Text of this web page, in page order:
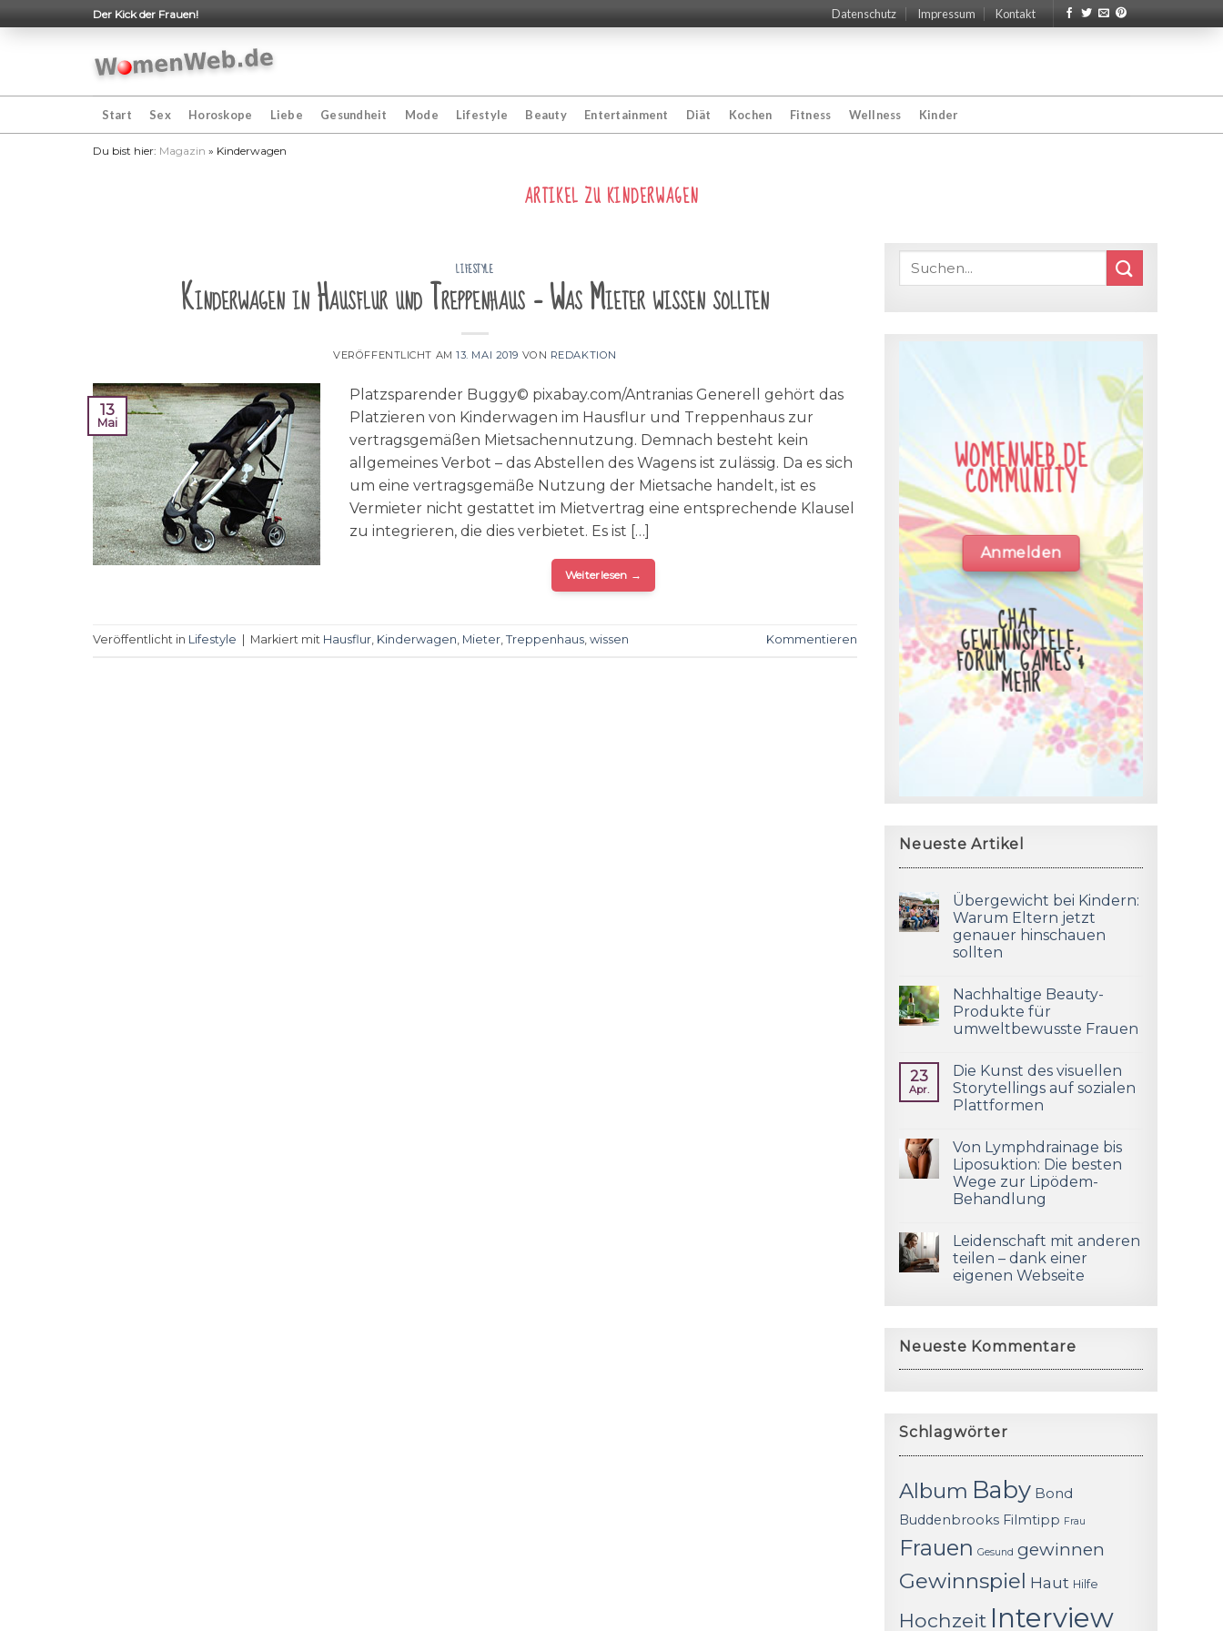
to
Der Kick der Frauen! Datenschutz Impressum Kontakt
Start Sex Horoskope Liebe Gesundheit Mode Lifestyle Beauty Entertainment Diät Kochen Fitness Wellness Kinder
Du bist hier: Magazin » Kinderwagen
ARTIKEL ZU KINDERWAGEN
LIFESTYLE
Kinderwagen in Hausflur und Treppenhaus – Was Mieter wissen sollten
VERÖFFENTLICHT AM13. MAI 2019 VON REDAKTION
13
Mai
Platzsparender Buggy© pixabay.com/Antranias Generell gehört das
Platzieren von Kinderwagen im Hausflur und Treppenhaus zur
vertragsgemäßen Mietsachennutzung. Demnach besteht kein
allgemeines Verbot – das Abstellen des Wagens ist zulässig. Da es sich
um eine vertragsgemäße Nutzung der Mietsache handelt, ist es
Vermieter nicht gestattet im Mietvertrag eine entsprechende Klausel
zu integrieren, die dies verbietet. Es ist […]
Weiterlesen →
Veröffentlicht in Lifestyle Markiert mit Hausflur, Kinderwagen, Mieter, Treppenhaus, wissen Kommentieren
WOMENWEB.DE
COMMUNITY
Anmelden
CHAT,
GEWINNSPIELE,
FORUM, GAMES &
MEHR
Neueste Artikel
Übergewicht bei Kindern:
Warum Eltern jetzt
genauer hinschauen
sollten
Nachhaltige Beauty-
Produkte für
umweltbewusste Frauen
23
Apr.
Die Kunst des visuellen
Storytellings auf sozialen
Plattformen
Von Lymphdrainage bis
Liposuktion: Die besten
Wege zur Lipödem-
Behandlung
Leidenschaft mit anderen
teilen – dank einer
eigenen Webseite
Neueste Kommentare
Schlagwörter
Album Baby Bond
Buddenbrooks Filmtipp Frau
Frauen Gesund gewinnen
Gewinnspiel Haut Hilfe
Hochzeit Interview